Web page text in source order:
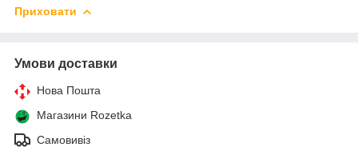
Приховати
Умови доставки
Нова Пошта
Магазини Rozetka
Самовивіз